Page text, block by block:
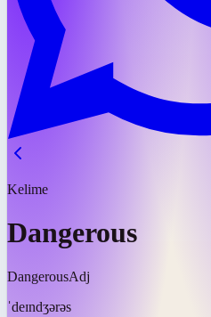
Kelime
Dangerous
DangerousAdj
ˈdeɪndʒərəs